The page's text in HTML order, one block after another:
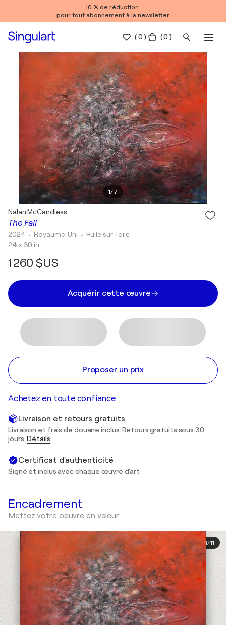
10 % de réduction
pour tout abonnement à la newsletter
(0 ) ( 0 )
1/7
The Fall
Nalan McCandless
2024 • Royaume-Uni • Huile sur Toile
24 x 30 in
1 260 $US
Acquérir cette œuvre
Proposer un prix
Achetez en toute confiance
Livraison et retours gratuits
Livraison et frais de douane inclus. Retours gratuits sous 30
jours.Détails
Certificat d'authenticité
Signé et inclus avec chaque œuvre d'art
Encadrement
Mettez votre oeuvre en valeur
1/11